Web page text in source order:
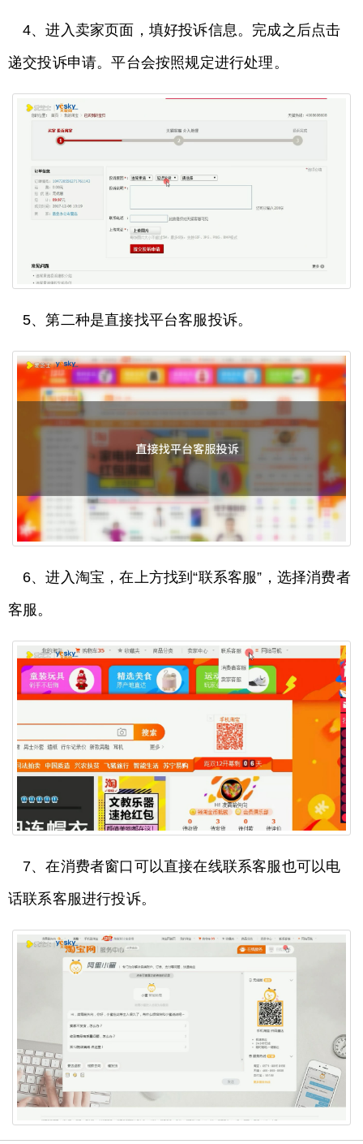
4、进入卖家页面，填好投诉信息。完成之后点击
递交投诉申请。平台会按照规定进行处理。
5、第二种是直接找平台客服投诉。
6、进入淘宝，在上方找到“联系客服”，选择消费者
客服。
7、在消费者窗口可以直接在线联系客服也可以电
话联系客服进行投诉。